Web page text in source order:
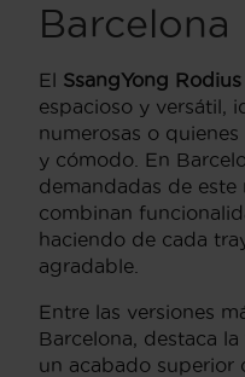
Barcelona
El SsangYong Rodius
espacioso y versátil,
numerosas o
y cómodo. En
demandadas de
combinan
haciendo de cada
agradable.
Entre las versiones
Barcelona, destaca la
un acabado superior